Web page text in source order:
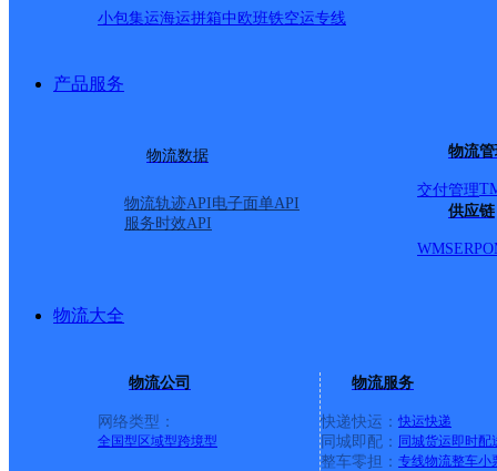
小包集运海运拼箱中欧班铁空运专线
产品服务
物流数据
物流轨迹API电子面单API
服务时效API
物流
交付管理
供应链
WMSERP
物流大全
物流公司
网络类型：
全国型 区域型跨境型
物流服务
快递快运： 快运快递
同城即配： 同城货运即时配
整车零担： 专线物流整车小